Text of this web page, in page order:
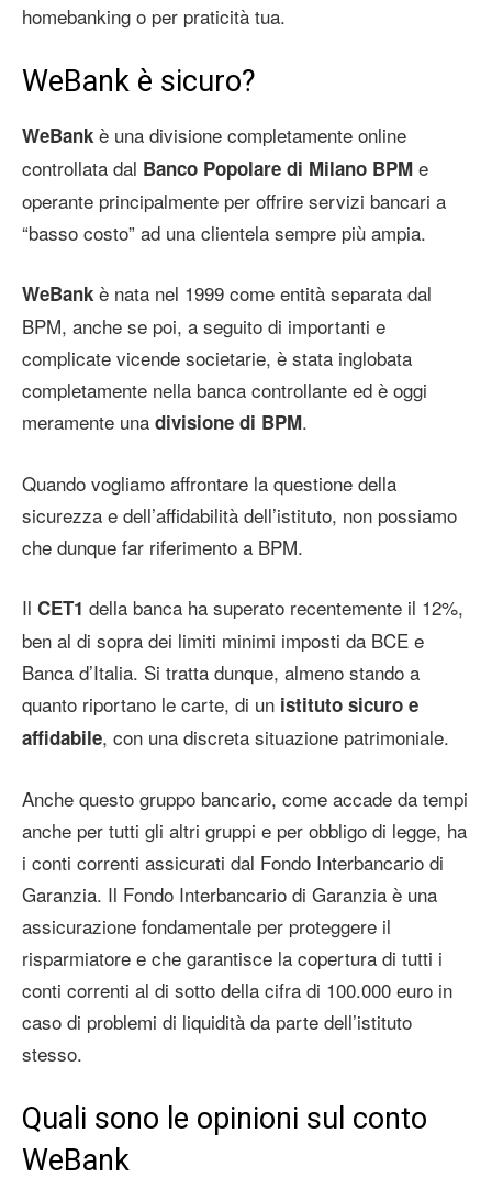
homebanking o per praticità tua.
WeBank è sicuro?
WeBank è una divisione completamente online
controllata dal Banco Popolare di Milano BPM e
operante principalmente per offrire servizi bancari a
“basso costo” ad una clientela sempre più ampia.
WeBank è nata nel 1999 come entità separata dal
BPM, anche se poi, a seguito di importanti e
complicate vicende societarie, è stata inglobata
completamente nella banca controllante ed è oggi
meramente una divisione di BPM.
Quando vogliamo affrontare la questione della
sicurezza e dell’affidabilità dell’istituto, non possiamo
che dunque far riferimento a BPM.
Il CET1 della banca ha superato recentemente il 12%,
ben al di sopra dei limiti minimi imposti da BCE e
Banca d’Italia. Si tratta dunque, almeno stando a
quanto riportano le carte, di un istituto sicuro e
affidabile, con una discreta situazione patrimoniale.
Anche questo gruppo bancario, come accade da tempi
anche per tutti gli altri gruppi e per obbligo di legge, ha
i conti correnti assicurati dal Fondo Interbancario di
Garanzia. Il Fondo Interbancario di Garanzia è una
assicurazione fondamentale per proteggere il
risparmiatore e che garantisce la copertura di tutti i
conti correnti al di sotto della cifra di 100.000 euro in
caso di problemi di liquidità da parte dell’istituto
stesso.
Quali sono le opinioni sul conto
WeBank